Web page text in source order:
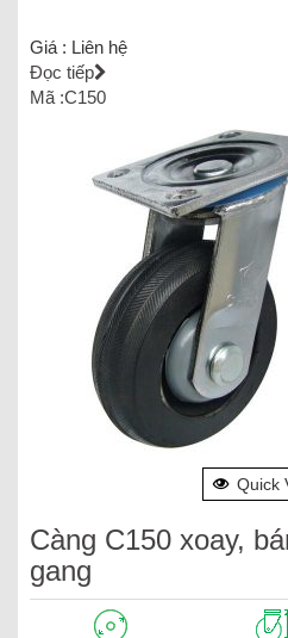
Giá : Liên hệ
Đọc tiếp
Mã :C150
Quick
Càng C150 xoay,
gang